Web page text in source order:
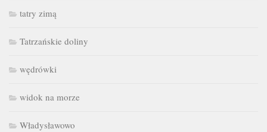
tatry zimą
Tatrzańskie doliny
wędrówki
widok na morze
Władysławowo